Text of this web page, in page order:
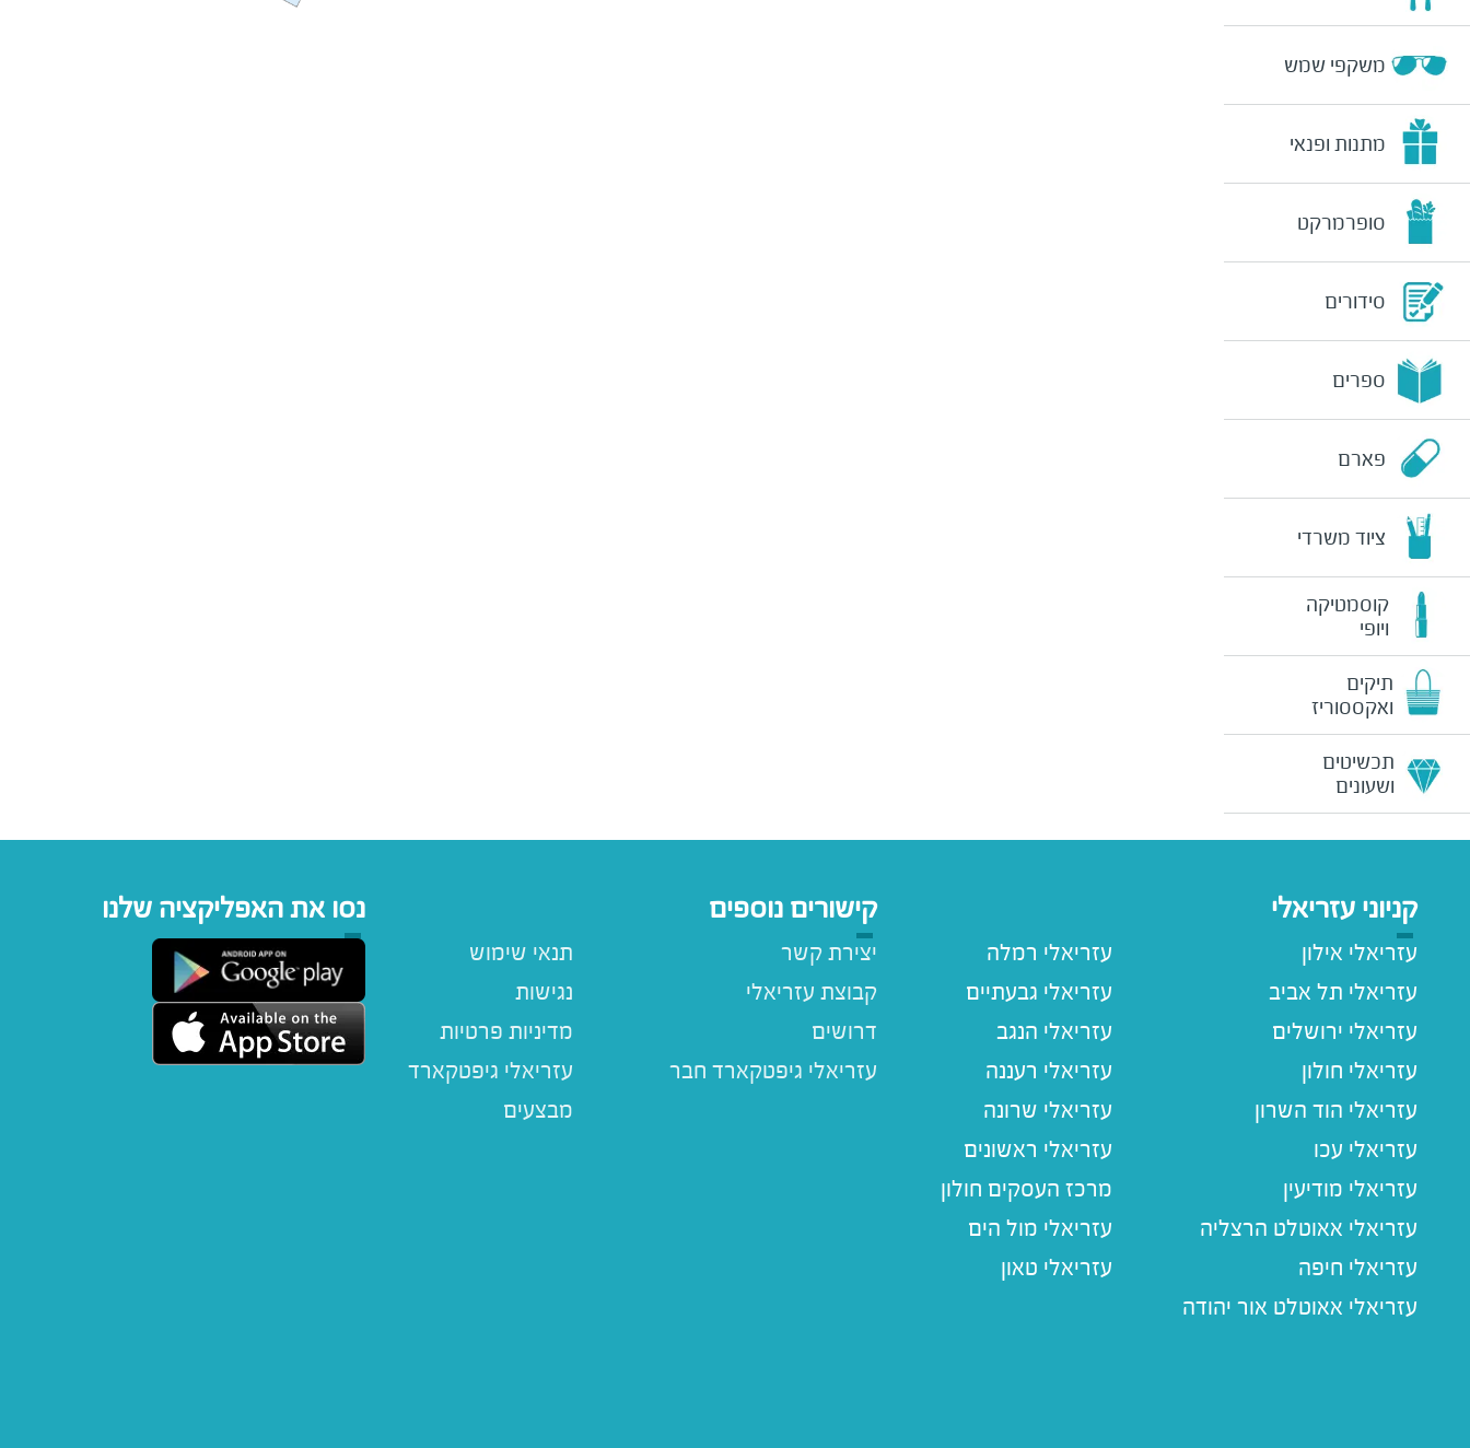
משקפי שמש
מתנות ופנאי
סופרמרקט
סידורים
ספרים
פארם
ציוד משרדי
קוסמטיקה
ויופי
תיקים
ואקססוריז
תכשיטים
ושעונים
קניוני עזריאלי
עזריאלי אילון
עזריאלי תל אביב
עזריאלי ירושלים
עזריאלי חולון
עזריאלי הוד השרון
עזריאלי עכו
עזריאלי מודיעין
עזריאלי אאוטלט הרצליה
עזריאלי חיפה
עזריאלי אאוטלט אור יהודה
עזריאלי רמלה
עזריאלי גבעתיים
עזריאלי הנגב
עזריאלי רעננה
עזריאלי שרונה
עזריאלי ראשונים
מרכז העסקים חולון
עזריאלי מול הים
עזריאלי טאון
קישורים נוספים
תנאי שימוש
נגישות
מדיניות פרטיות
עזריאלי גיפטקארד
מבצעים
יצירת קשר
קבוצת עזריאלי
דרושים
נסו את האפליקציה שלנו